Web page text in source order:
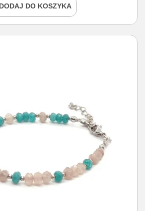
DODAJ DO KOSZYKA